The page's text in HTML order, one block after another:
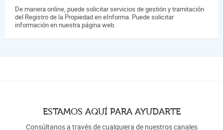
De manera online, puede solicitar servicios de gestión y tramitación
del Registro de la Propiedad en eInforma. Puede solicitar
información en nuestra página web.
ESTAMOS AQUÍ PARA AYUDARTE
Consúltanos a través de cualquiera de nuestros canales